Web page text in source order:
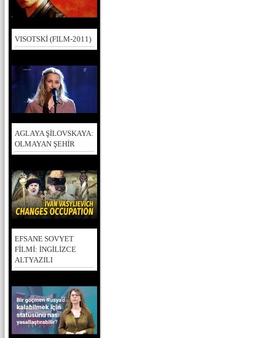
VISOTSKİ (FILM-2011)
AGLAYA ŞİLOVSKAYA:
OLMAYAN ŞEHİR
EFSANE SOVYET
FİLMİ: İNGİLİZCE
ALTYAZILI